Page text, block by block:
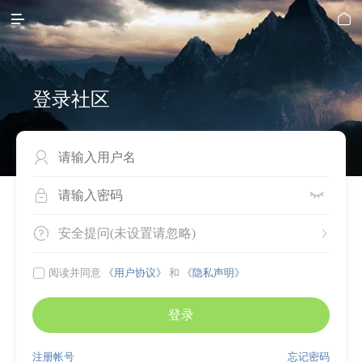
 
登录社区

 
 
安全提问(未设置请忽略)
 阅读并同意 《用户协议》 和 《隐私声明》
登录
忘记密码
注册帐号